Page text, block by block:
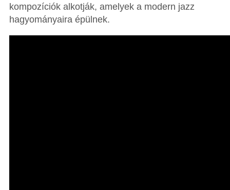
kompozíciók alkotják, amelyek a modern jazz
hagyományaira épülnek.